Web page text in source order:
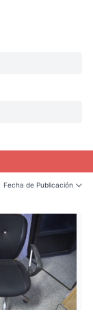
Fecha de Publicación